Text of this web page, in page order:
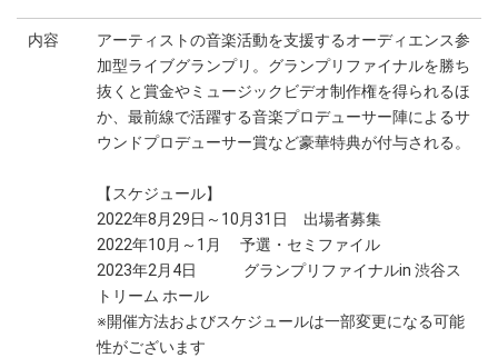
内容
アーティストの音楽活動を支援するオーディエンス参
加型ライブグランプリ。グランプリファイナルを勝ち
抜くと賞金やミュージックビデオ制作権を得られるほ
か、最前線で活躍する音楽プロデューサー陣によるサ
ウンドプロデューサー賞など豪華特典が付与される。
【スケジュール】
2022年8月29日～10月31日 出場者募集
2022年10月～1月 予選・セミファイル
2023年2月4日 グランプリファイナルin 渋谷ス
トリーム ホール
※開催方法およびスケジュールは一部変更になる可能
性がございます